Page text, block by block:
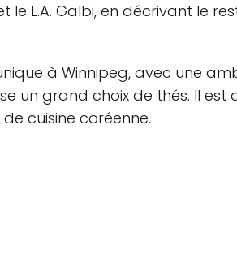
L.A. Galbi, en décrivant le
à Winnipeg, avec une
un grand choix de thés. Il
cuisine coréenne.